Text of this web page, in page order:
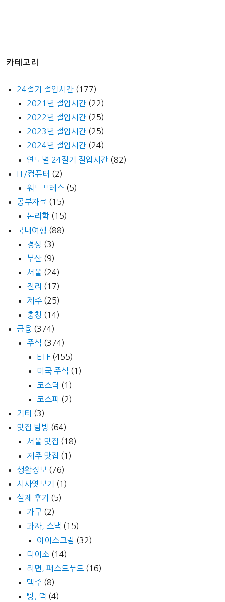
카테고리
24절기 절입시간 (177)
2021년 절입시간 (22)
2022년 절입시간 (25)
2023년 절입시간 (25)
2024년 절입시간 (24)
연도별 24절기 절입시간 (82)
IT/컴퓨터 (2)
워드프레스 (5)
공부자료 (15)
논리학 (15)
국내여행 (88)
경상 (3)
부산 (9)
서울 (24)
전라(17)
제주 (25)
충청 (14)
금융 (374)
주식 (374)
ETF (455)
미국 주식 (1)
코스닥 (1)
코스피 (2)
기타(3)
맛집 탐방 (64)
서울 맛집 (18)
제주 맛집 (1)
생활정보 (76)
시사엿보기
(1)
실제 후기
(5)
가구 (2)
과자, 스낵 (15)
아이스크림 (32)
다이소 (14)
라면, 패스트푸드 (16)
맥주 (8)
빵, 떡 (4)